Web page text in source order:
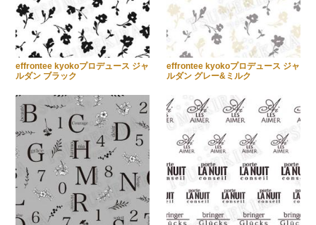
effrontee kyokoプロデュース ジャ
ルダン ブラック
effrontee kyokoプロデュース ジャ
ルダン グレー&ミルク